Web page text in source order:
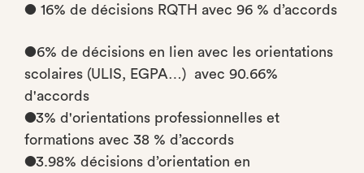
● 16% de décisions RQTH avec 96 % d’accords
●6% de décisions en lien avec les orientations
scolaires (ULIS, EGPA…) avec 90.66%
d'accords
●3% d'orientations professionnelles et
formations avec 38 % d’accords
●3.98% décisions d’orientation en